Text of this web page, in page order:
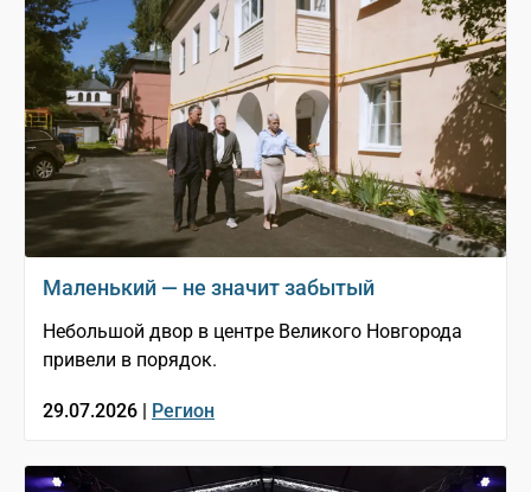
Маленький — не значит забытый
Небольшой двор в центре Великого Новгорода
привели в порядок.
29.07.2026 | Регион